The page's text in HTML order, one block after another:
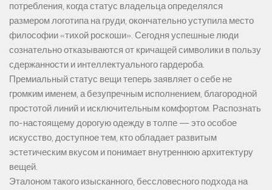
потребления, когда статус владельца определялся
размером логотипа на груди, окончательно уступила место
философии «тихой роскоши». Сегодня успешные люди
сознательно отказываются от кричащей символики в пользу
сдержанности и интеллектуального гардероба.
Премиальный статус вещи теперь заявляет о себе не
громким именем, а безупречным исполнением, благородной
простотой линий и исключительным комфортом. Распознать
по-настоящему дорогую одежду в толпе — это особое
искусство, доступное тем, кто обладает развитым
эстетическим вкусом и понимает внутреннюю архитектуру
вещей.
Эталоном такого изысканного, бессловесного подхода на